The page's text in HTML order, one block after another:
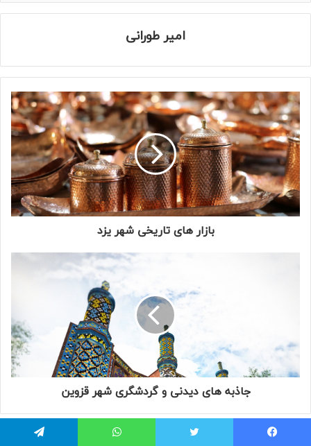
امیر طورانی
بازار های تاریخی شهر یزد
جاذبه های دیدنی و گردشگری شهر قزوین